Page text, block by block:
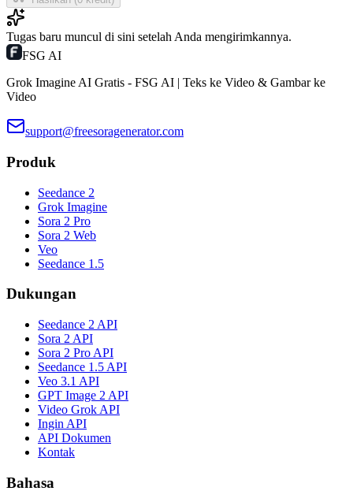
Tugas baru muncul di sini setelah Anda mengirimkannya.
FSG AI
Grok Imagine AI Gratis - FSG AI | Teks ke Video & Gambar ke
Video
support@freesoragenerator.com
Produk
Seedance 2
Grok Imagine
Sora 2 Pro
Sora 2 Web
Veo
Seedance 1.5
Dukungan
Seedance 2 API
Sora 2 API
Sora 2 Pro API
Seedance 1.5 API
Veo 3.1 API
GPT Image 2 API
Video Grok API
Ingin API
API Dokumen
Kontak
Bahasa